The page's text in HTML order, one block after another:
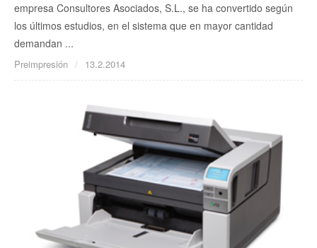
empresa Consultores Asociados, S.L., se ha convertido según
los últimos estudios, en el sistema que en mayor cantidad
demandan ...
Preimpresión 13.2.2014